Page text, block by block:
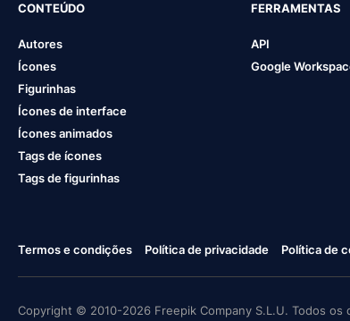
CONTEÚDO
Autores
Ícones
Figurinhas
Ícones de interface
Ícones animados
Tags de ícones
Tags de figurinhas
FERRAMENTAS
API
Google
Termos e condições Política de privacidade Política de
Copyright © 2010-2026 Freepik Company S.L.U. Todos os